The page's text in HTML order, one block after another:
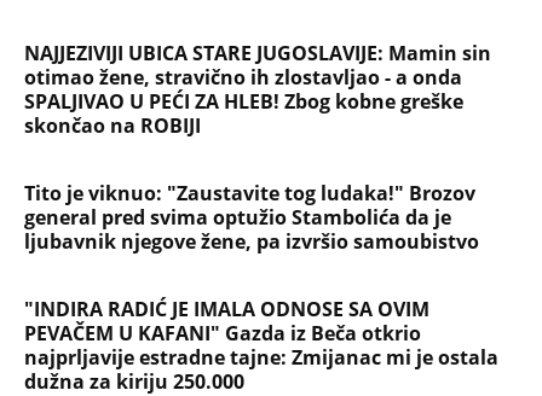
NAJJEZIVIJI UBICA STARE JUGOSLAVIJE: Mamin sin
otimao žene, stravično ih zlostavljao - a onda
SPALJIVAO U PEĆI ZA HLEB! Zbog kobne greške
skončao na ROBIJI
Tito je viknuo: "Zaustavite tog ludaka!" Brozov
general pred svima optužio Stambolića da je
ljubavnik njegove žene, pa izvršio samoubistvo
"INDIRA RADIĆ JE IMALA ODNOSE SA OVIM
PEVAČEM U KAFANI" Gazda iz Beča otkrio
najprljavije estradne tajne: Zmijanac mi je ostala
dužna za kiriju 250.000